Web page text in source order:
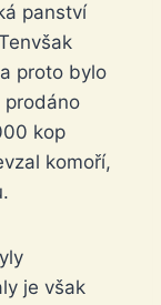
panství
proto bylo
prodáno
kop
komoří,
je však